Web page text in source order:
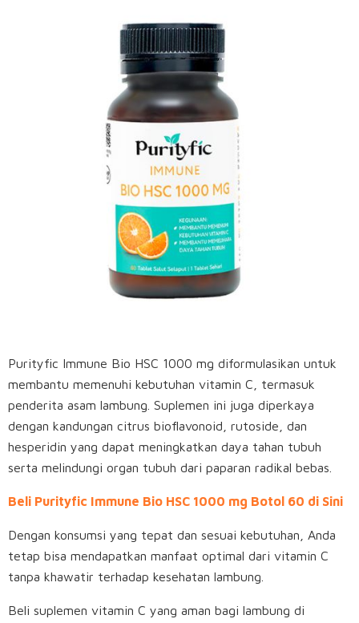
Purityfic Immune Bio HSC 1000 mg diformulasikan untuk
membantu memenuhi kebutuhan vitamin C, termasuk
penderita asam lambung. Suplemen ini juga diperkaya
dengan kandungan citrus bioflavonoid, rutoside, dan
hesperidin yang dapat meningkatkan daya tahan tubuh
serta melindungi organ tubuh dari paparan radikal bebas.
Beli Purityfic Immune Bio HSC 1000 mg Botol 60 di Sini
Dengan konsumsi yang tepat dan sesuai kebutuhan, Anda
tetap bisa mendapatkan manfaat optimal dari vitamin C
tanpa khawatir terhadap kesehatan lambung.
Beli suplemen vitamin C yang aman bagi lambung di